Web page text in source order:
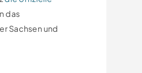
das
Sachsen und